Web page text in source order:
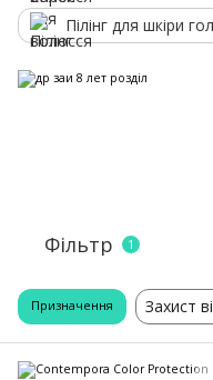
Пілінг для шкіри
Фільтр 1
Призначення Захист